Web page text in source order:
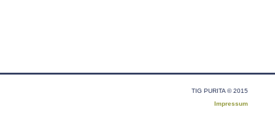
TIG PURITA © 2015
Impressum